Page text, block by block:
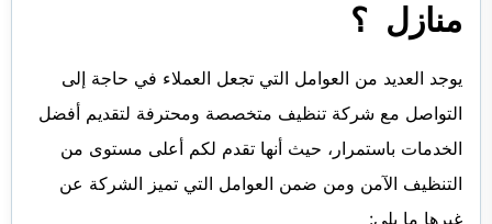
منازل ؟
يوجد العديد من العوامل التي تجعل العملاء في حاجة إلى
التواصل مع شركة تنظيف متخصصة ومحترفة لتقديم أفضل
الخدمات باستمرار، حيث أنها تقدم لكم أعلى مستوى من
التنظيف الآمن ومن ضمن العوامل التي تميز الشركة عن
غيرها ما يلي: